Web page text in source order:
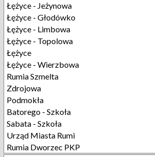
Łężyce - Jeżynowa
Łężyce - Głodówko
Łężyce - Limbowa
Łężyce - Topolowa
Łężyce
Łężyce - Wierzbowa
Rumia Szmelta
Zdrojowa
Podmokła
Batorego - Szkoła
Sabata - Szkoła
Urząd Miasta Rumi
Rumia Dworzec PKP